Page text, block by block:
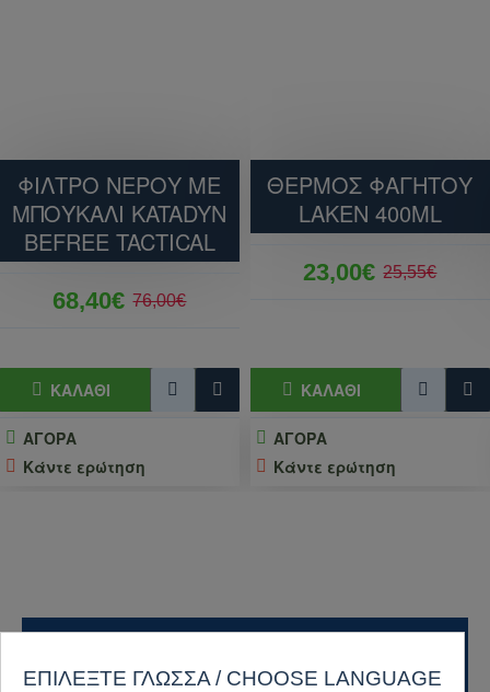
ΦΙΛΤΡΟ ΝΕΡΟΥ ΜΕ
ΜΠΟΥΚΑΛΙ KATADYN
BEFREE TACTICAL
68,40€ 76,00€
ΚΑΛΆΘΙ
ΑΓΟΡΑ
Κάντε ερώτηση
ΘΕΡΜΟΣ ΦΑΓΗΤΟΥ
LAKEN 400ML
23,00€ 25,55€
ΚΑΛΆΘΙ
ΑΓΟΡΑ
Κάντε ερώτηση
ΕΠΙΛΈΞΤΕ ΓΛΏΣΣΑ / CHOOSE LANGUAGE